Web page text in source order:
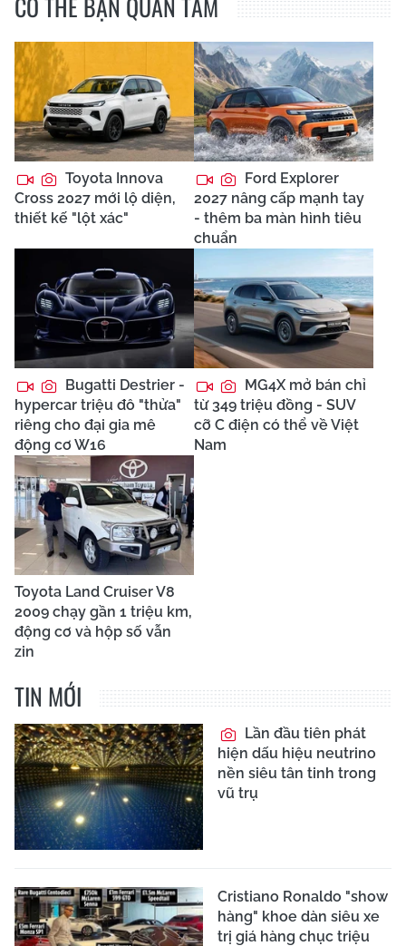
Toyota Innova
Cross 2027 mới lộ diện,
thiết kế "lột xác"
Ford Explorer
2027 nâng cấp mạnh tay
- thêm ba màn hình tiêu
chuẩn
Bugatti Destrier -
hypercar triệu đô "thửa"
riêng cho đại gia mê
động cơ W16
MG4X mở bán chỉ
từ 349 triệu đồng - SUV
cỡ C điện có thể về Việt
Nam
Toyota Land Cruiser V8
2009 chạy gần 1 triệu km,
động cơ và hộp số vẫn
zin
TIN MỚI
Lần đầu tiên phát
hiện dấu hiệu neutrino
nền siêu tân tinh trong
vũ trụ
Cristiano Ronaldo "show
hàng" khoe dàn siêu xe
trị giá hàng chục triệu